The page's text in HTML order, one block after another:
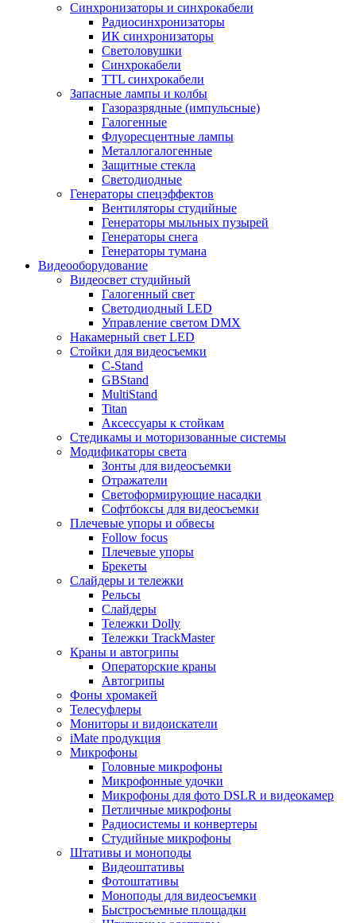
Синхронизаторы и синхрокабели
Радиосинхронизаторы
ИК синхронизаторы
Светоловушки
Синхрокабели
TTL синхрокабели
Запасные лампы и колбы
Газоразрядные (импульсные)
Галогенные
Флуоресцентные лампы
Металлогалогенные
Защитные стекла
Светодиодные
Генераторы спецэффектов
Вентиляторы студийные
Генераторы мыльных пузырей
Генераторы снега
Генераторы тумана
Видеооборудование
Видеосвет студийный
Галогенный свет
Светодиодный LED
Управление светом DMX
Накамерный свет LED
Стойки для видеосъемки
C-Stand
GBStand
MultiStand
Titan
Аксессуары к стойкам
Стедикамы и моторизованные системы
Модификаторы света
Зонты для видеосъемки
Отражатели
Светоформирующие насадки
Софтбоксы для видеосъемки
Плечевые упоры и обвесы
Follow focus
Плечевые упоры
Брекеты
Слайдеры и тележки
Рельсы
Слайдеры
Тележки Dolly
Тележки TrackMaster
Краны и автогрипы
Операторские краны
Автогрипы
Фоны хромакей
Телесуфлеры
Мониторы и видоискатели
iMate продукция
Микрофоны
Головные микрофоны
Микрофонные удочки
Микрофоны для фото DSLR и видеокамер
Петличные микрофоны
Радиосистемы и конвертеры
Студийные микрофоны
Штативы и моноподы
Видеоштативы
Фотоштативы
Моноподы для видеосъемки
Быстросъемные площадки